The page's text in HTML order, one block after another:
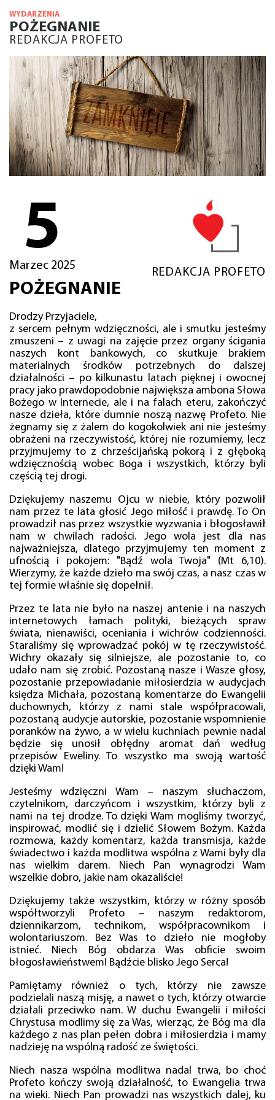
WYDARZENIA
POŻEGNANIE
REDAKCJA PROFETO
5
Marzec 2025
REDAKCJA PROFETO
POŻEGNANIE
Drodzy Przyjaciele,
z sercem pełnym wdzięczności, ale i smutku jesteśmy
zmuszeni – z uwagi na zajęcie przez organy ścigania
naszych kont bankowych, co skutkuje brakiem
materialnych środków potrzebnych do dalszej
działalności – po kilkunastu latach pięknej i owocnej
pracy jako prawdopodobnie największa ambona Słowa
Bożego w Internecie, ale i na falach eteru, zakończyć
nasze dzieła, które dumnie noszą nazwę Profeto. Nie
żegnamy się z żalem do kogokolwiek ani nie jesteśmy
obrażeni na rzeczywistość, której nie rozumiemy, lecz
przyjmujemy to z chrześcijańską pokorą i z głęboką
wdzięcznością wobec Boga i wszystkich, którzy byli
częścią tej drogi.
Dziękujemy naszemu Ojcu w niebie, który pozwolił
nam przez te lata głosić Jego miłość i prawdę. To On
prowadził nas przez wszystkie wyzwania i błogosławił
nam w chwilach radości. Jego wola jest dla nas
najważniejsza, dlatego przyjmujemy ten moment z
ufnością i pokojem: "Bądź wola Twoja" (Mt 6,10).
Wierzymy, że każde dzieło ma swój czas, a nasz czas w
tej formie właśnie się dopełnił.
Przez te lata nie było na naszej antenie i na naszych
internetowych łamach polityki, bieżących spraw
świata, nienawiści, oceniania i wichrów codzienności.
Staraliśmy się wprowadzać pokój w tę rzeczywistość.
Wichry okazały się silniejsze, ale pozostanie to, co
udało nam się zrobić. Pozostaną nasze i Wasze głosy,
pozostanie przepowiadanie miłosierdzia w audycjach
księdza Michała, pozostaną komentarze do Ewangelii
duchownych, którzy z nami stale współpracowali,
pozostaną audycje autorskie, pozostanie wspomnienie
poranków na żywo, a w wielu kuchniach pewnie nadal
będzie się unosił obłędny aromat dań według
przepisów Eweliny. To wszystko ma swoją wartość
dzięki Wam!
Jesteśmy wdzięczni Wam – naszym słuchaczom,
czytelnikom, darczyńcom i wszystkim, którzy byli z
nami na tej drodze. To dzięki Wam mogliśmy tworzyć,
inspirować, modlić się i dzielić Słowem Bożym. Każda
rozmowa, każdy komentarz, każda transmisja, każde
świadectwo i każda modlitwa wspólna z Wami były dla
nas wielkim darem. Niech Pan wynagrodzi Wam
wszelkie dobro, jakie nam okazaliście!
Dziękujemy także wszystkim, którzy w różny sposób
współtworzyli Profeto – naszym redaktorom,
dziennikarzom, technikom, współpracownikom i
wolontariuszom. Bez Was to dzieło nie mogłoby
istnieć. Niech Bóg obdarza Was obficie swoim
błogosławieństwem! Bądźcie blisko Jego Serca!
Pamiętamy również o tych, którzy nie zawsze
podzielali naszą misję, a nawet o tych, którzy otwarcie
działali przeciwko nam. W duchu Ewangelii i miłości
Chrystusa modlimy się za Was, wierząc, że Bóg ma dla
każdego z nas plan pełen dobra i miłosierdzia i mamy
nadzieję na wspólną radość ze świętości.
Niech nasza wspólna modlitwa nadal trwa, bo choć
Profeto kończy swoją działalność, to Ewangelia trwa
na wieki. Niech Pan prowadzi nas wszystkich dalej, ku